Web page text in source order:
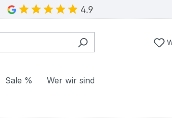
4.9
Sale % Wer wir sind